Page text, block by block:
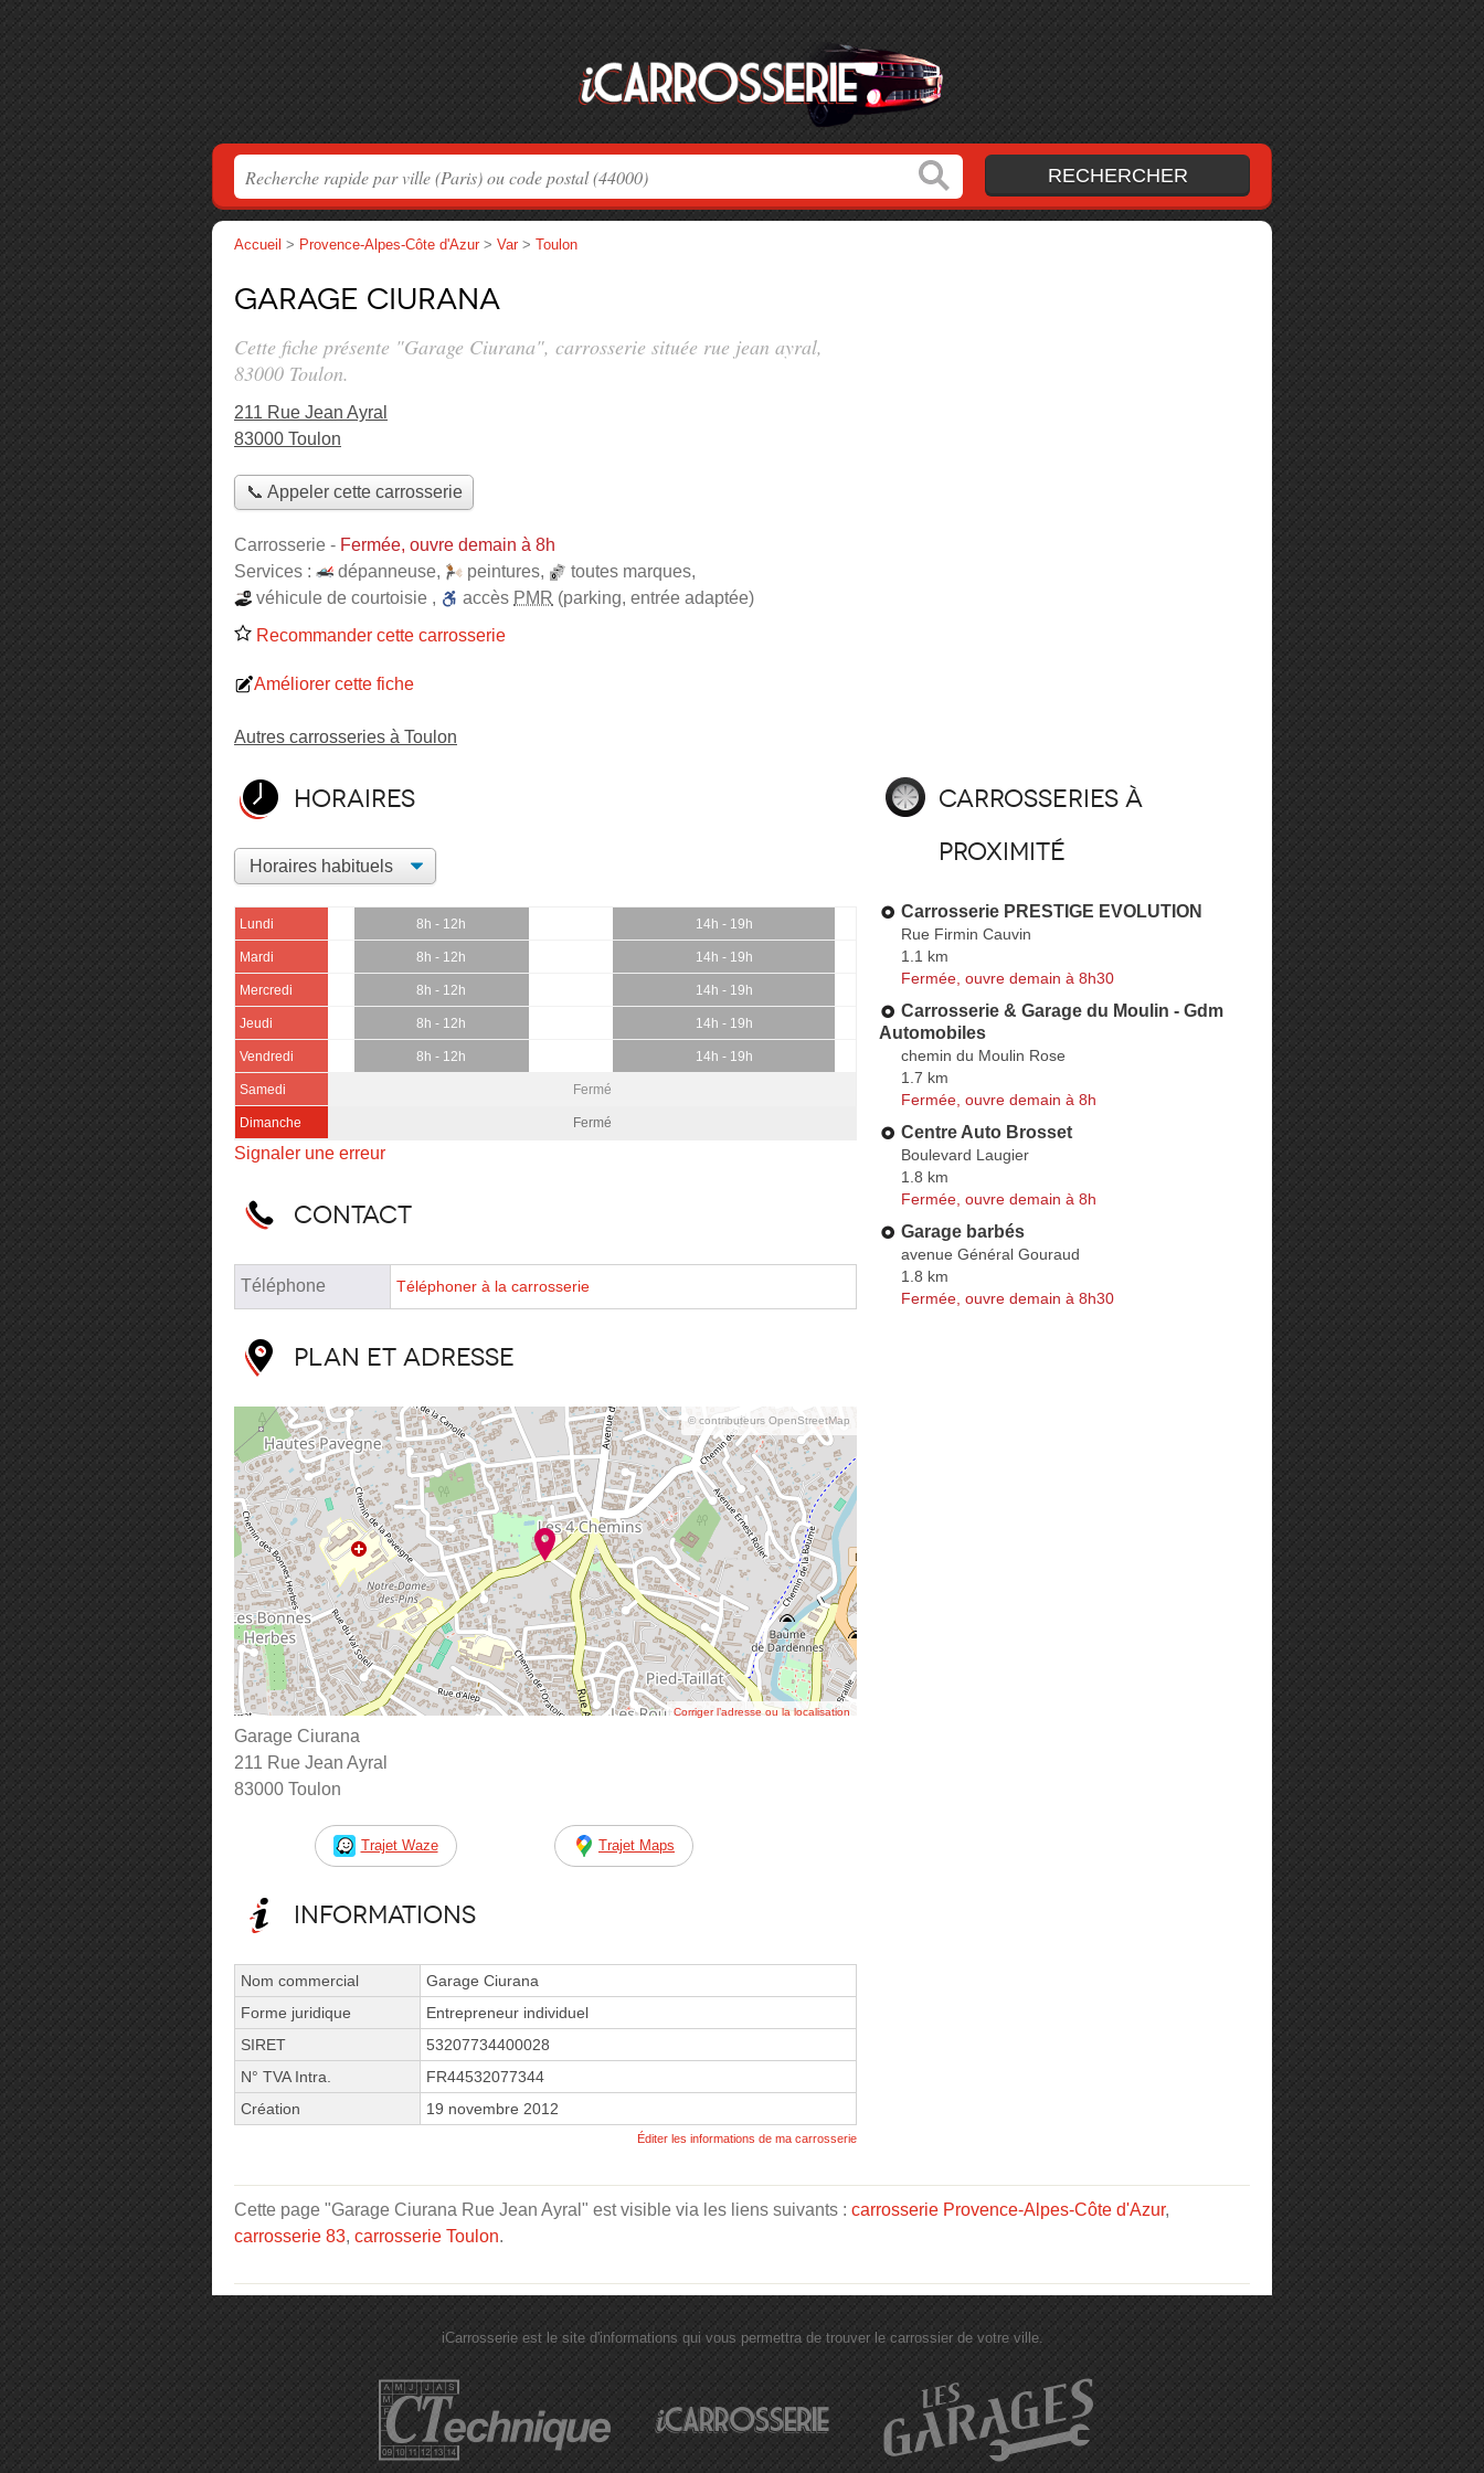
Accueil > Provence-Alpes-Côte d'Azur > Var > Toulon
Garage Ciurana
Cette fiche présente "Garage Ciurana", carrosserie située rue jean ayral,
83000 Toulon.
211 Rue Jean Ayral
83000 Toulon
📞 Appeler cette carrosserie
Carrosserie - Fermée, ouvre demain à 8h
Services :
dépanneuse, peintures, toutes marques,
véhicule de courtoisie , accès PMR (parking, entrée adaptée)
Recommander cette carrosserie
Améliorer cette fiche
Autres carrosseries à Toulon
Horaires
Lundi 8h - 12h 14h - 19h
Mardi 8h - 12h 14h - 19h
Mercredi 8h - 12h 14h - 19h
Jeudi 8h - 12h 14h - 19h
Vendredi 8h - 12h 14h - 19h
Samedi Fermé
Dimanche Fermé
Signaler une erreur
Contact
Téléphone Téléphoner à la carrosserie
Plan et adresse
© contributeurs OpenStreetMap
Corriger l’adresse ou la localisation
Garage Ciurana
211 Rue Jean Ayral
83000 Toulon
Trajet Waze Trajet Maps
Informations
Nom commercial
Garage Ciurana
Forme juridique
Entrepreneur individuel
SIRET
53207734400028
N° TVA Intra.
FR44532077344
Création
19 novembre 2012
Éditer les informations de ma carrosserie
Carrosseries à
proximité
Carrosserie PRESTIGE EVOLUTION
Rue Firmin Cauvin
1.1 km
Fermée, ouvre demain à 8h30
Carrosserie & Garage du Moulin - Gdm
Automobiles
chemin du Moulin Rose
1.7 km
Fermée, ouvre demain à 8h
Centre Auto Brosset
Boulevard Laugier
1.8 km
Fermée, ouvre demain à 8h
Garage barbés
avenue Général Gouraud
1.8 km
Fermée, ouvre demain à 8h30
Cette page "Garage Ciurana Rue Jean Ayral" est visible via les liens suivants : carrosserie Provence-Alpes-Côte d'Azur,
carrosserie 83, carrosserie Toulon.
iCarrosserie est le site d'informations qui vous permettra de trouver le carrossier de votre ville.